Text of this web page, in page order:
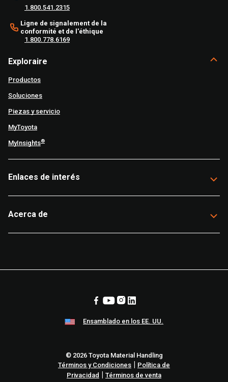
1.800.541.2315
Ligne de signalement de la
conformité et de l'éthique
1.800.778.6169
Exploraire
Productos
Soluciones
Piezas y servicio
MyToyota
MyInsights®
Enlaces de interés
Acerca de
Ensamblado en los EE. UU.
© 2026 Toyota Material Handling
Términos y Condiciones
Política de
Privacidad
Términos de venta